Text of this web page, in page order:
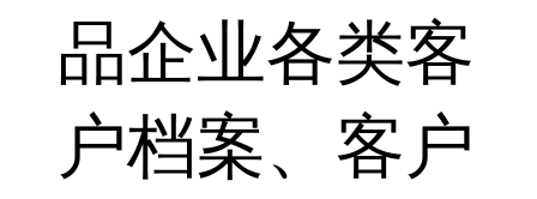
品企业各类客
户档案、客户